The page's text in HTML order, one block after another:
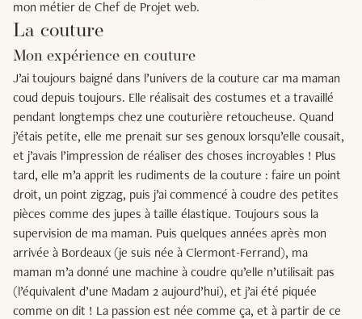
mon métier de Chef de Projet web.
La couture
Mon expérience en couture
J’ai toujours baigné dans l’univers de la couture car ma maman
coud depuis toujours. Elle réalisait des costumes et a travaillé
pendant longtemps chez une couturière retoucheuse. Quand
j’étais petite, elle me prenait sur ses genoux lorsqu’elle cousait,
et j’avais l’impression de réaliser des choses incroyables ! Plus
tard, elle m’a apprit les rudiments de la couture : faire un point
droit, un point zigzag, puis j’ai commencé à coudre des petites
pièces comme des jupes à taille élastique. Toujours sous la
supervision de ma maman. Puis quelques années après mon
arrivée à Bordeaux (je suis née à Clermont-Ferrand), ma
maman m’a donné une machine à coudre qu’elle n’utilisait pas
(l’équivalent d’une Madam 2 aujourd’hui), et j’ai été piquée
comme on dit ! La passion est née comme ça, et à partir de ce